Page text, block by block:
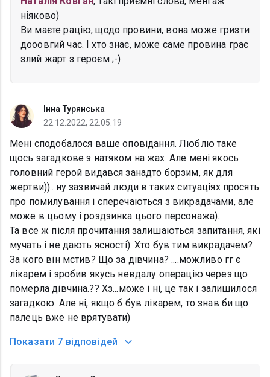
ніяково)
Ви маєте рацію, щодо провини, вона може гризти
дооовгий час. І хто знає, може саме провина грає
злий жарт з героєм ;-)
Інна Турянська
22.12.2022, 22:05:19
Мені сподобалося ваше оповідання. Люблю таке
щось загадкове з натяком на жах. Але мені якось
головний герой видався занадто борзим, як для
жертви))...ну зазвичай люди в таких ситуаціях просять
про помилування і сперечаються з викрадачами, але
може в цьому і роздзинка цього персонажа).
Та все ж після прочитання залишаються запитання, які
мучать і не дають ясності). Хто був тим викрадачем?
За кого він мстив? Що за дівчина? ....можливо гг є
лікарем і зробив якусь невдалу операцію через що
померла дівчина.?? Хз...може і ні, це так і залишилося
загадкою. Але ні, якщо б був лікарем, то знав би що
палець вже не врятувати)
Показати 7 відповідей